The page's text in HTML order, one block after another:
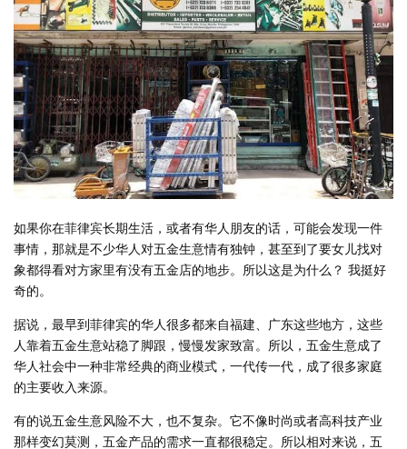
如果你在菲律宾长期生活，或者有华人朋友的话，可能会发现一件
事情，那就是不少华人对五金生意情有独钟，甚至到了要女儿找对
象都得看对方家里有没有五金店的地步。所以这是为什么？ 我挺好
奇的。
据说，最早到菲律宾的华人很多都来自福建、广东这些地方，这些
人靠着五金生意站稳了脚跟，慢慢发家致富。所以，五金生意成了
华人社会中一种非常经典的商业模式，一代传一代，成了很多家庭
的主要收入来源。
有的说五金生意风险不大，也不复杂。它不像时尚或者高科技产业
那样变幻莫测，五金产品的需求一直都很稳定。所以相对来说，五